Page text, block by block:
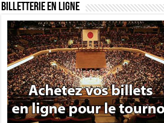
Billetterie en ligne